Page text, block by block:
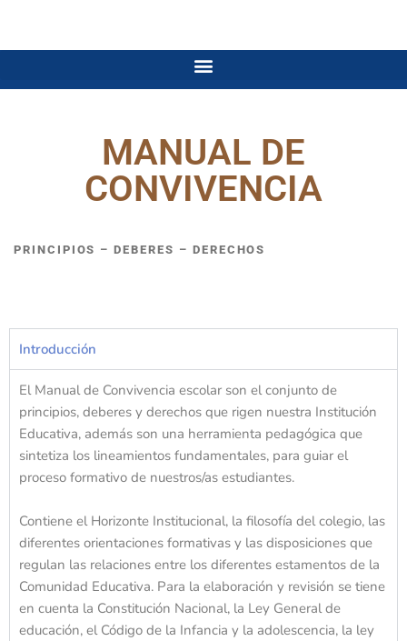
MANUAL DE
CONVIVENCIA
PRINCIPIOS – DEBERES – DERECHOS
Introducción
El Manual de Convivencia escolar son el conjunto de
principios, deberes y derechos que rigen nuestra Institución
Educativa, además son una herramienta pedagógica que
sintetiza los lineamientos fundamentales, para guiar el
proceso formativo de nuestros/as estudiantes.
Contiene el Horizonte Institucional, la filosofía del colegio, las
diferentes orientaciones formativas y las disposiciones que
regulan las relaciones entre los diferentes estamentos de la
Comunidad Educativa. Para la elaboración y revisión se tiene
en cuenta la Constitución Nacional, la Ley General de
educación, el Código de la Infancia y la adolescencia, la ley